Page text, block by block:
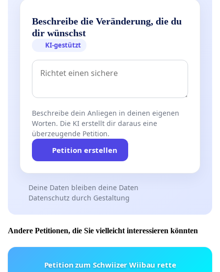
Beschreibe die Veränderung, die du
dir wünschst
KI-gestützt
Beschreibe dein Anliegen in deinen eigenen
Worten. Die KI erstellt dir daraus eine
überzeugende Petition.
Petition erstellen
Deine Daten bleiben deine Daten
Datenschutz durch Gestaltung
Andere Petitionen, die Sie vielleicht interessieren könnten
Petition zum Schwiizer Wiibau rette